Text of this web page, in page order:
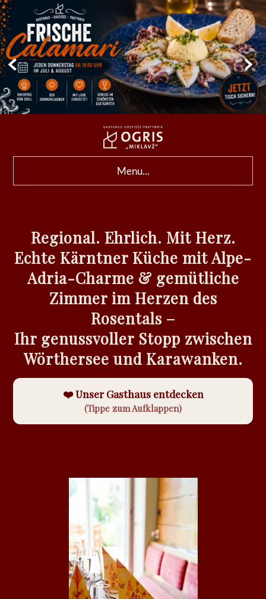
Menu...
Regional. Ehrlich. Mit Herz.
Echte Kärntner Küche mit Alpe-
Adria-Charme & gemütliche
Zimmer im Herzen des
Rosentals –
Ihr genussvoller Stopp zwischen
Wörthersee und Karawanken.
❤️ Unser Gasthaus entdecken
(Tippe zum Aufklappen)